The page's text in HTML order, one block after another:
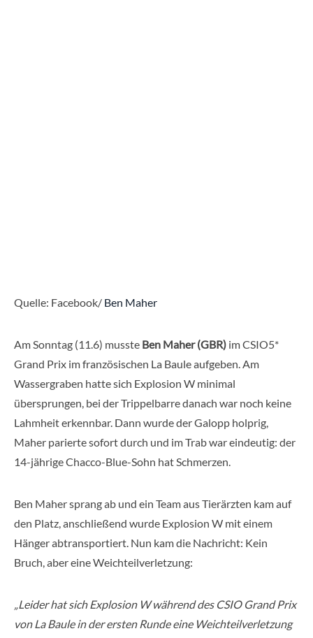
Quelle: Facebook/ Ben Maher
Am Sonntag (11.6) musste Ben Maher (GBR) im CSIO5*
Grand Prix im französischen La Baule aufgeben. Am
Wassergraben hatte sich Explosion W minimal
übersprungen, bei der Trippelbarre danach war noch keine
Lahmheit erkennbar. Dann wurde der Galopp holprig,
Maher parierte sofort durch und im Trab war eindeutig: der
14-jährige Chacco-Blue-Sohn hat Schmerzen.
Ben Maher sprang ab und ein Team aus Tierärzten kam auf
den Platz, anschließend wurde Explosion W mit einem
Hänger abtransportiert. Nun kam die Nachricht: Kein
Bruch, aber eine Weichteilverletzung:
„Leider hat sich Explosion W während des CSIO Grand Prix
von La Baule in der ersten Runde eine Weichteilverletzung